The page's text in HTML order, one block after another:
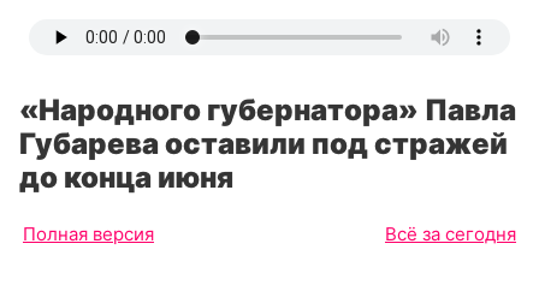
«Народного губернатора» Павла
Губарева оставили под стражей
до конца июня
Полная версия Всё за сегодня